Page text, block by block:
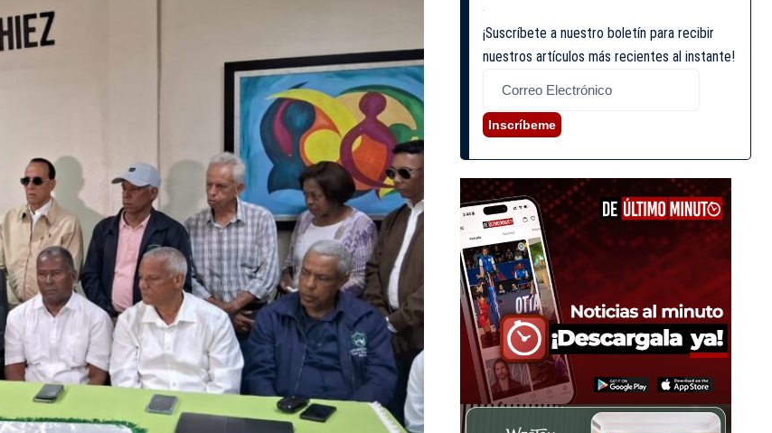
¡Suscríbete a nuestro boletín para recibir
nuestros artículos más recientes al instante!
Inscríbeme